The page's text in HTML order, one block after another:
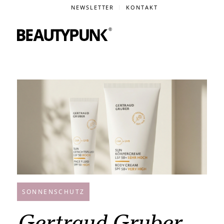
NEWSLETTER KONTAKT
SONNENSCHUTZ